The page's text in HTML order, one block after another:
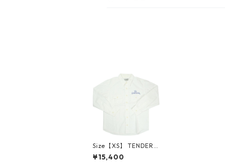
Size【XS】 TENDERL
OIN テンダーロイン
WORK SHT SLUB 長袖
¥15,400